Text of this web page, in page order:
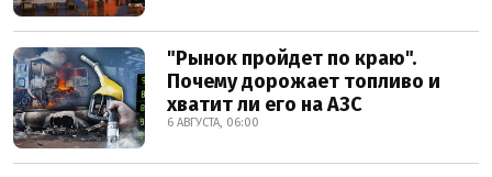
"Рынок пройдет по краю".
Почему дорожает топливо и
хватит ли его на АЗС
6 АВГУСТА, 06:00